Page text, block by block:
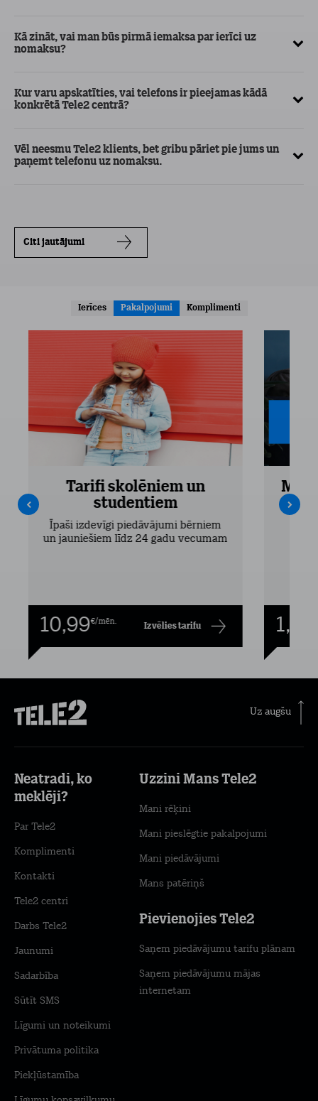
Kā zināt, vai man būs pirmā iemaksa par ierīci uz
nomaksu?
Kur varu apskatīties, vai telefons ir pieejamas kādā
konkrētā Tele2 centrā?
Vēl neesmu Tele2 klients, bet gribu pāriet pie jums un
paņemt telefonu uz nomaksu.
Citi jautājumi
Ierīces Pakalpojumi Komplimenti
Tarifi skolēniem un
studentiem
Īpaši izdevīgi piedāvājumi bērniem
un jauniešiem līdz 24 gadu vecumam
10,99€/mēn. Izvēlies tarifu 1,00
Uz augšu
Neatradi, ko
meklēji?
Par Tele2
Komplimenti
Kontakti
Tele2 centri
Darbs Tele2
Jaunumi
Sadarbība
Sūtīt SMS
Līgumi un noteikumi
Privātuma politika
Piekļūstamība
Uzzini Mans Tele2
Mani rēķini
Mani pieslēgtie pakalpojumi
Mani piedāvājumi
Mans patēriņš
Pievienojies Tele2
Saņem piedāvājumu tarifu plānam
Saņem piedāvājumu mājas
internetam